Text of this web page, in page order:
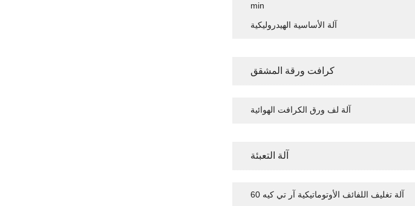
min
آلة الأساسية الهيدروليكية
كرافت ورقة المشقق
آلة لف ورق الكرافت الهوائية
آلة التعبئة
آلة تغليف اللفائف الأوتوماتيكية آر تي كيه 60